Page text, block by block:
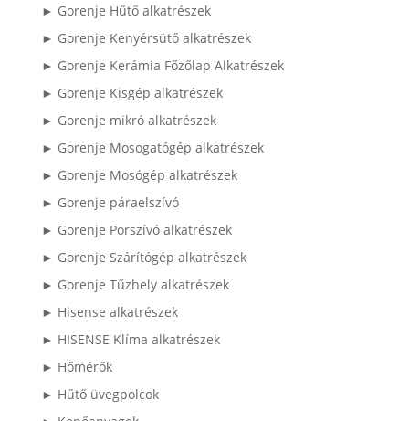
► Gorenje Hűtő alkatrészek
► Gorenje Kenyérsütő alkatrészek
► Gorenje Kerámia Főzőlap Alkatrészek
► Gorenje Kisgép alkatrészek
► Gorenje mikró alkatrészek
► Gorenje Mosogatógép alkatrészek
► Gorenje Mosógép alkatrészek
► Gorenje páraelszívó
► Gorenje Porszívó alkatrészek
► Gorenje Szárítógép alkatrészek
► Gorenje Tűzhely alkatrészek
► Hisense alkatrészek
► HISENSE Klíma alkatrészek
► Hőmérők
► Hűtő üvegpolcok